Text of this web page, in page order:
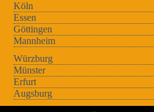
Köln
Essen
Göttingen
Mannheim
Würzburg
Münster
Erfurt
Augsburg